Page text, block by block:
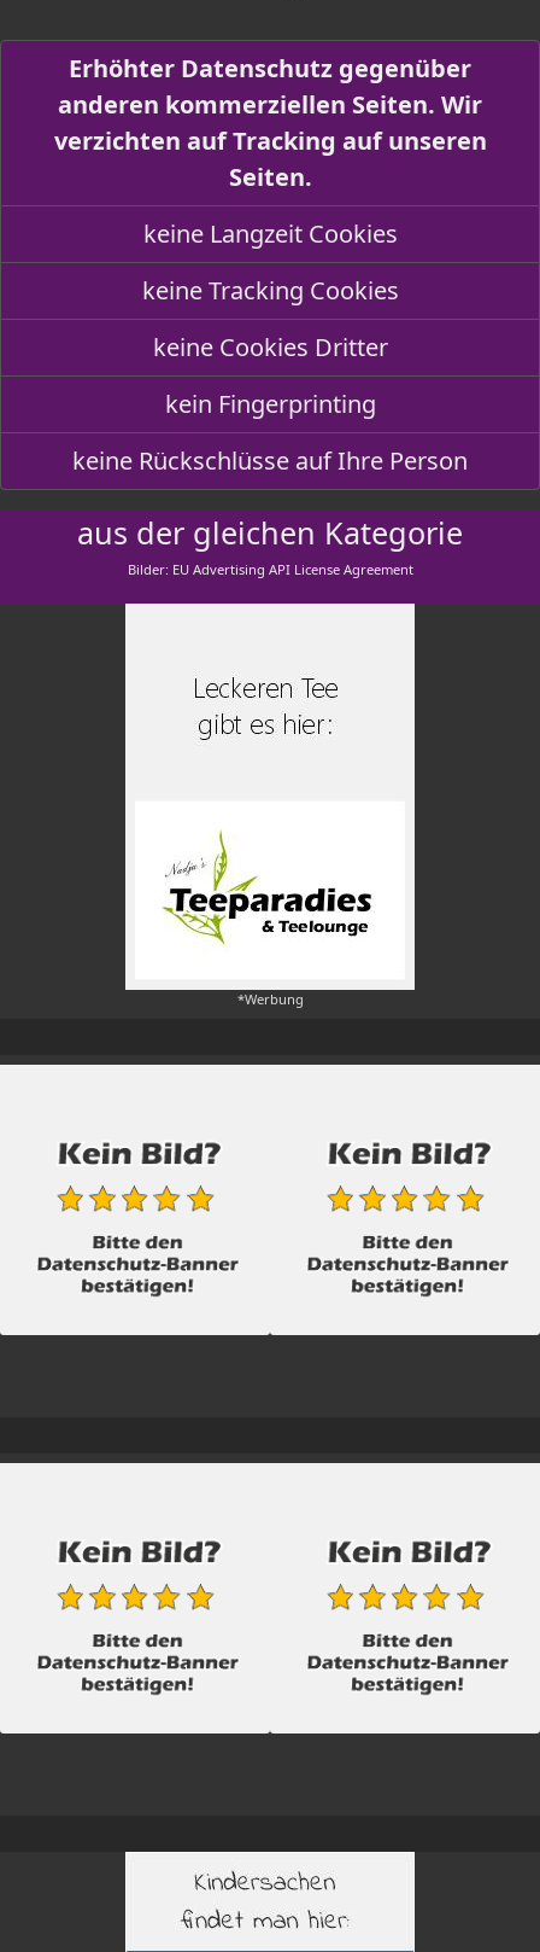
Erhöhter Datenschutz gegenüber
anderen kommerziellen Seiten. Wir
verzichten auf Tracking auf unseren
Seiten.
keine Langzeit Cookies
keine Tracking Cookies
keine Cookies Dritter
kein Fingerprinting
keine Rückschlüsse auf Ihre Person
aus der gleichen Kategorie
Bilder: EU Advertising API License Agreement
*Werbung